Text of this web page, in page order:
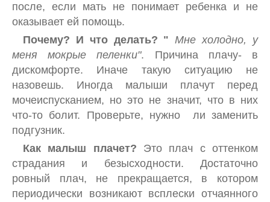
после, если мать не понимает ребенка и не
оказывает ей помощь.
Почему? И что делать? " Мне холодно, у
меня мокрые пеленки". Причина плачу- в
дискомфорте. Иначе такую ​​ситуацию не
назовешь. Иногда малыши плачут перед
мочеиспусканием, но это не значит, что в них
что-то болит. Проверьте, нужно ли заменить
подгузник.
Как малыш плачет? Это плач с оттенком
страдания и безысходности. Достаточно
ровный плач, не прекращается, в котором
периодически возникают всплески отчаянного